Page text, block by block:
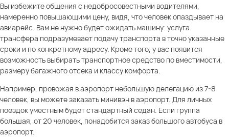
Вы избежите общения с недобросовестными водителями,
намеренно повышающими цену, видя, что человек опаздывает на
авиарейс. Вам не нужно будет ожидать машину: услуга
трансфера подразумевает подачу транспорта в точно указанные
сроки и по конкретному адресу. Кроме того, у вас появится
возможность выбирать транспортное средство по вместимости,
размеру багажного отсека и классу комфорта.
Например, провожая в аэропорт небольшую делегацию из 7-8
человек, вы можете заказать минивэн в аэропорт. Для личных
поездок уместным будет стандартный седан. Если группа
большая, от 20 человек, понадобится заказ большого автобуса в
аэропорт.